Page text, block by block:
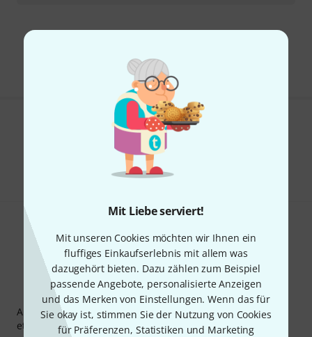
Mit Liebe serviert!
Mit unseren Cookies möchten wir Ihnen ein
fluffiges Einkaufserlebnis mit allem was
dazugehört bieten. Dazu zählen zum Beispiel
passende Angebote, personalisierte Anzeigen
und das Merken von Einstellungen. Wenn das für
Sie okay ist, stimmen Sie der Nutzung von Cookies
für Präferenzen, Statistiken und Marketing
Gefällt Ihnen, was Sie sehen?
Thomann Newsletter
Abonniere den Thomann Newsletter und gewinne mit
etwas Glück einen von50 Gutscheinenüber jeweils